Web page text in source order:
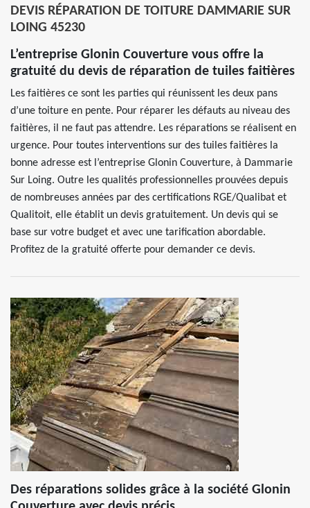
DEVIS RÉPARATION DE TOITURE DAMMARIE SUR
LOING 45230
L’entreprise Glonin Couverture vous offre la
gratuité du devis de réparation de tuiles faitières
Les faitières ce sont les parties qui réunissent les deux pans
d’une toiture en pente. Pour réparer les défauts au niveau des
faitières, il ne faut pas attendre. Les réparations se réalisent en
urgence. Pour toutes interventions sur des tuiles faitières la
bonne adresse est l’entreprise Glonin Couverture, à Dammarie
Sur Loing. Outre les qualités professionnelles prouvées depuis
de nombreuses années par des certifications RGE/Qualibat et
Qualitoit, elle établit un devis gratuitement. Un devis qui se
base sur votre budget et avec une tarification abordable.
Profitez de la gratuité offerte pour demander ce devis.
Des réparations solides grâce à la société Glonin